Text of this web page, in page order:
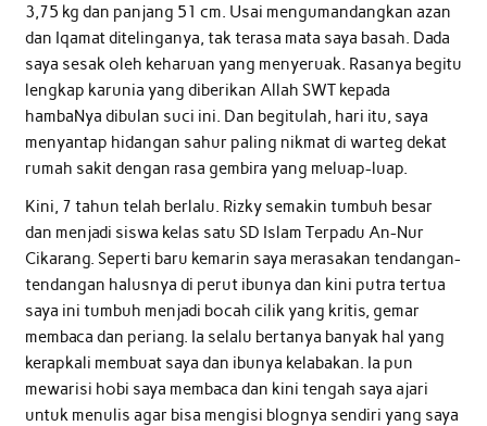
3,75 kg dan panjang 51 cm. Usai mengumandangkan azan
dan Iqamat ditelinganya, tak terasa mata saya basah. Dada
saya sesak oleh keharuan yang menyeruak. Rasanya begitu
lengkap karunia yang diberikan Allah SWT kepada
hambaNya dibulan suci ini. Dan begitulah, hari itu, saya
menyantap hidangan sahur paling nikmat di warteg dekat
rumah sakit dengan rasa gembira yang meluap-luap.
Kini, 7 tahun telah berlalu. Rizky semakin tumbuh besar
dan menjadi siswa kelas satu SD Islam Terpadu An-Nur
Cikarang. Seperti baru kemarin saya merasakan tendangan-
tendangan halusnya di perut ibunya dan kini putra tertua
saya ini tumbuh menjadi bocah cilik yang kritis, gemar
membaca dan periang. Ia selalu bertanya banyak hal yang
kerapkali membuat saya dan ibunya kelabakan. Ia pun
mewarisi hobi saya membaca dan kini tengah saya ajari
untuk menulis agar bisa mengisi blognya sendiri yang saya